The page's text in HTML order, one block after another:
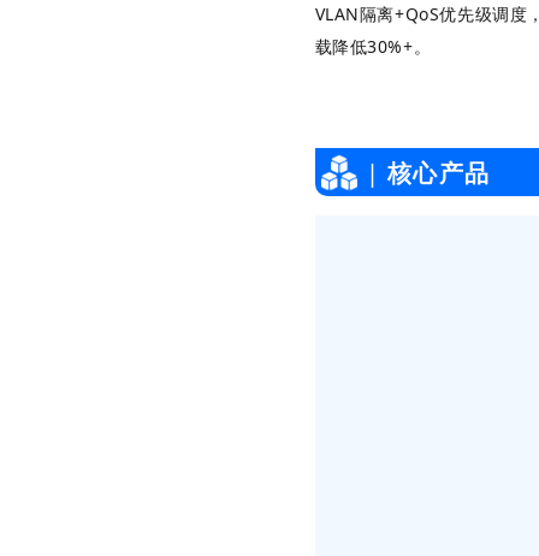
VLAN隔离+QoS优先级调度
载降低30%+。
| 核心产品